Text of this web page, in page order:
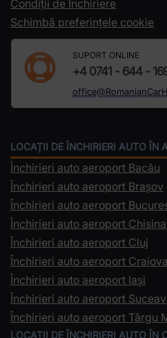
Condiții de Închiriere
Schimbă preferințele cookie
SUPORT ONLINE
+4 0741 - 644 -
LOCAȚII DE ÎNCHIRIERI AUTO ÎN
Închirieri auto aeroport Bacău
Închirieri auto aeroport Brașov
Închirieri auto aeroport
Închirieri auto aeroport
Închirieri auto aeroport Cluj
Închirieri auto aeroport Craiova
Închirieri auto aeroport Iași
Închirieri auto aeroport
Închirieri auto aeroport Târgu
LOCAȚII DE ÎNCHIRIERI AUTO ÎN